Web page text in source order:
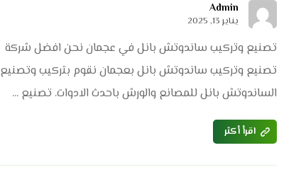
Admin
يناير 13, 2025
تصنيع وتركيب ساندوتش بانل في عجمان نحن افضل شركة
تصنيع وتركيب ساندوتش بانل بعجمان نقوم بتركيب وتصنيع
الساندوتش بانل للمصانع والورش باحدث الادوات. تصنيع ...
اقرأ أكثر